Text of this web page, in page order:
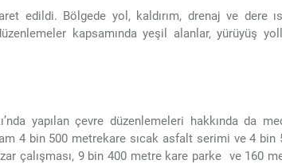
edildi. Bölgede yol, kaldırım, drenaj ve dere
kapsamında yeşil alanlar, yürüyüş
yapılan çevre düzenlemeleri hakkında da
4 bin 500 metrekare sıcak asfalt serimi ve 4 bin
çalışması, 9 bin 400 metre kare parke ve 160